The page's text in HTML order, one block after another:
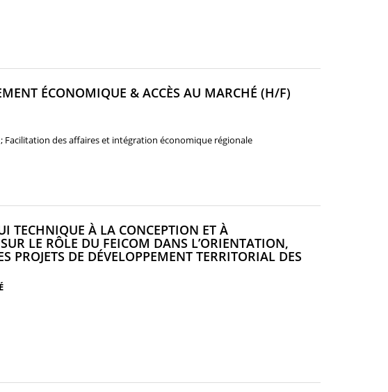
ÉCONOMIQUE & ACCÈS AU MARCHÉ (H/F)
des affaires et intégration économique régionale
TECHNIQUE À LA CONCEPTION ET À
LE RÔLE DU FEICOM DANS L’ORIENTATION,
PROJETS DE DÉVELOPPEMENT TERRITORIAL DES